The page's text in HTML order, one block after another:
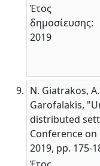
Έτος
δημοσίευσης:
2019
N. Giatrakos,
Garofalakis,
distributed
Conference
2019, pp. 175-